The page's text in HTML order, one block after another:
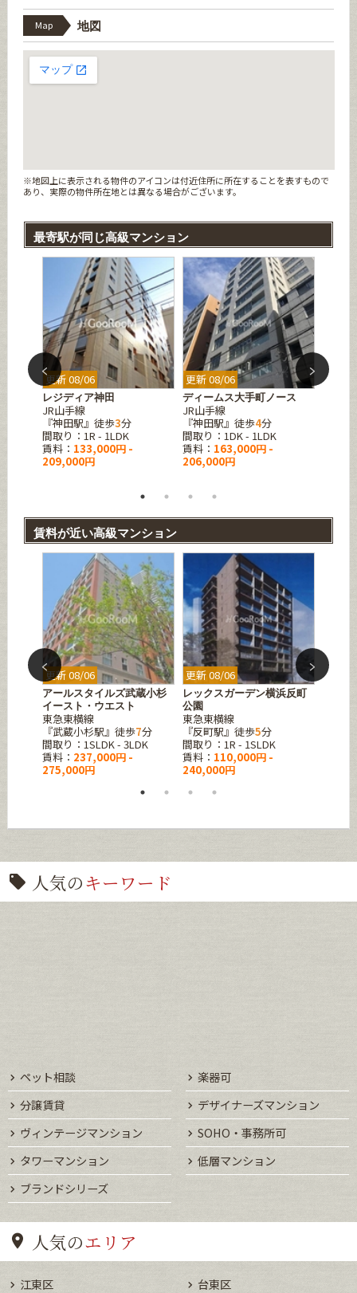
Map 地図
※地図上に表示される物件のアイコンは付近住所に所在することを表すもので
あり、実際の物件所在地とは異なる場合がございます。
最寄駅が同じ高級マンション
更新 08/06
レジディア神田
JR山手線
『神田駅』徒歩3分
間取り：1R - 1LDK
賃料： 133,000円 -
209,000円
更新 08/06
ディームス大手町ノース
JR山手線
『神田駅』徒歩4分
間取り：1DK - 1LDK
賃料： 163,000円 -
206,000円
更新
賃料が近い高級マンション
更新 08/06
アールスタイルズ武蔵小杉
イースト・ウエスト
東急東横線
『武蔵小杉駅』徒歩7分
間取り：1SLDK - 3LDK
賃料： 237,000円 -
275,000円
更新 08/06
レックスガーデン横浜反町
公園
東急東横線
『反町駅』徒歩5分
間取り：1R - 1SLDK
賃料： 110,000円 -
240,000円
更新
人気のキーワード
ペット相談
楽器可
分譲賃貸
デザイナーズマンション
ヴィンテージマンション
SOHO・事務所可
タワーマンション
低層マンション
ブランドシリーズ
人気のエリア
江東区
台東区